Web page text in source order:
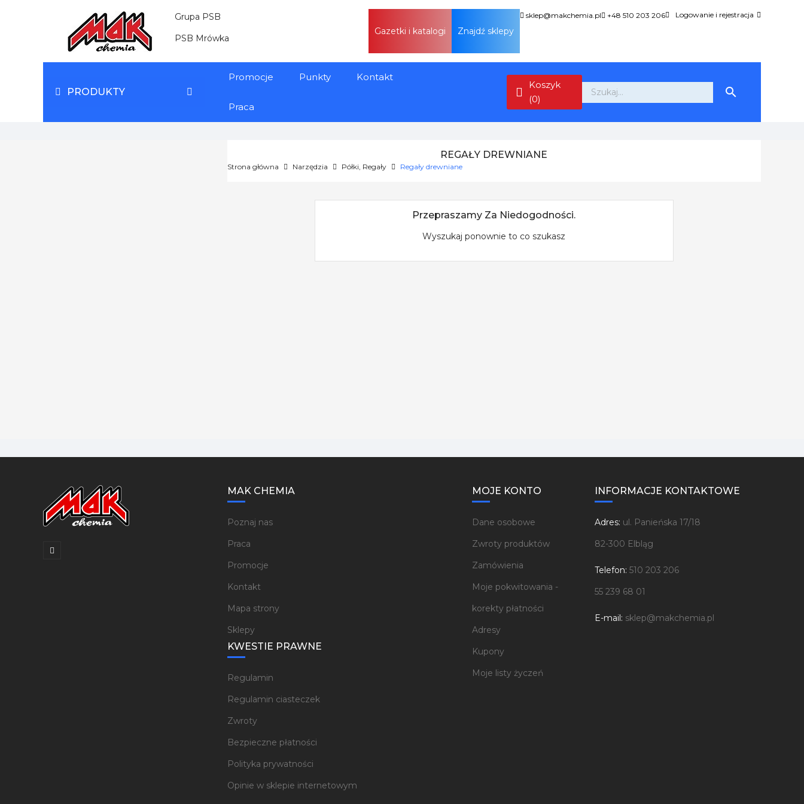
Grupa PSB
PSB Mrówka
Gazetki i katalogi Znajdź sklepy
sklep@makchemia.pl +48 510 203 206 Logowanie i rejestracja
PRODUKTY
Promocje Punkty Kontakt
Praca
Koszyk
(0)

REGAŁY DREWNIANE
Strona główna Narzędzia Półki, Regały Regały drewniane
Przepraszamy Za Niedogodności.
Wyszukaj ponownie to co szukasz
MAK CHEMIA
Poznaj nas
Praca
Promocje
Kontakt
Mapa strony
Sklepy
KWESTIE PRAWNE
Regulamin
Regulamin ciasteczek
Zwroty
Bezpieczne płatności
Polityka prywatności
Opinie w sklepie internetowym
MOJE KONTO
Dane osobowe
Zwroty produktów
Zamówienia
Moje pokwitowania -
korekty płatności
Adresy
Kupony
Moje listy życzeń
INFORMACJE KONTAKTOWE
Adres: ul. Panieńska 17/18
82-300 Elbląg
Telefon: 510 203 206
55 239 68 01
E-mail: sklep@makchemia.pl